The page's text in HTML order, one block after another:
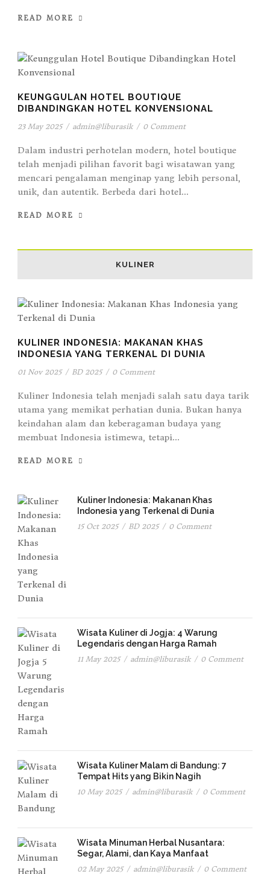
READ MORE
KEUNGGULAN HOTEL BOUTIQUE
DIBANDINGKAN HOTEL KONVENSIONAL
23 May 2025 / admin@liburasik / 0 Comment
Dalam industri perhotelan modern, hotel boutique
telah menjadi pilihan favorit bagi wisatawan yang
mencari pengalaman menginap yang lebih personal,
unik, dan autentik. Berbeda dari hotel...
READ MORE
KULINER
KULINER INDONESIA: MAKANAN KHAS
INDONESIA YANG TERKENAL DI DUNIA
01 Nov 2025 / BD 2025 / 0 Comment
Kuliner Indonesia telah menjadi salah satu daya tarik
utama yang memikat perhatian dunia. Bukan hanya
keindahan alam dan keberagaman budaya yang
membuat Indonesia istimewa, tetapi...
READ MORE
Kuliner Indonesia: Makanan Khas
Indonesia yang Terkenal di Dunia
15 Oct 2025 / BD 2025 / 0 Comment
Wisata Kuliner di Jogja: 4 Warung
Legendaris dengan Harga Ramah
11 May 2025 / admin@liburasik / 0 Comment
Wisata Kuliner Malam di Bandung: 7
Tempat Hits yang Bikin Nagih
10 May 2025 / admin@liburasik / 0 Comment
Wisata Minuman Herbal Nusantara:
Segar, Alami, dan Kaya Manfaat
02 May 2025 / admin@liburasik / 0 Comment